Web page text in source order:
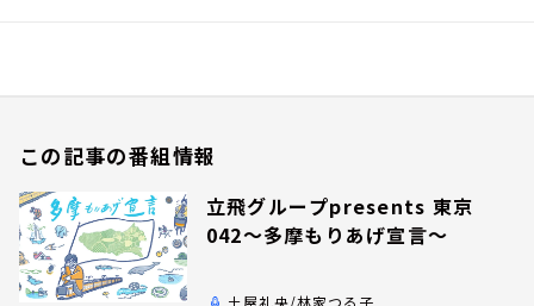
この記事の番組情報
立飛グループpresents 東京
042～多摩もりあげ宣言～
土屋礼央/林家つる子